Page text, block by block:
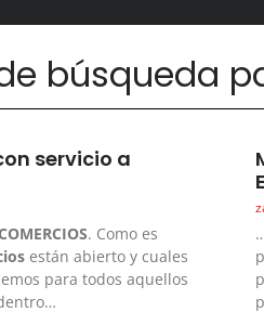
búsqueda
servicio a
COMERCIOS. Como es
están abierto y cuales
para todos aquellos